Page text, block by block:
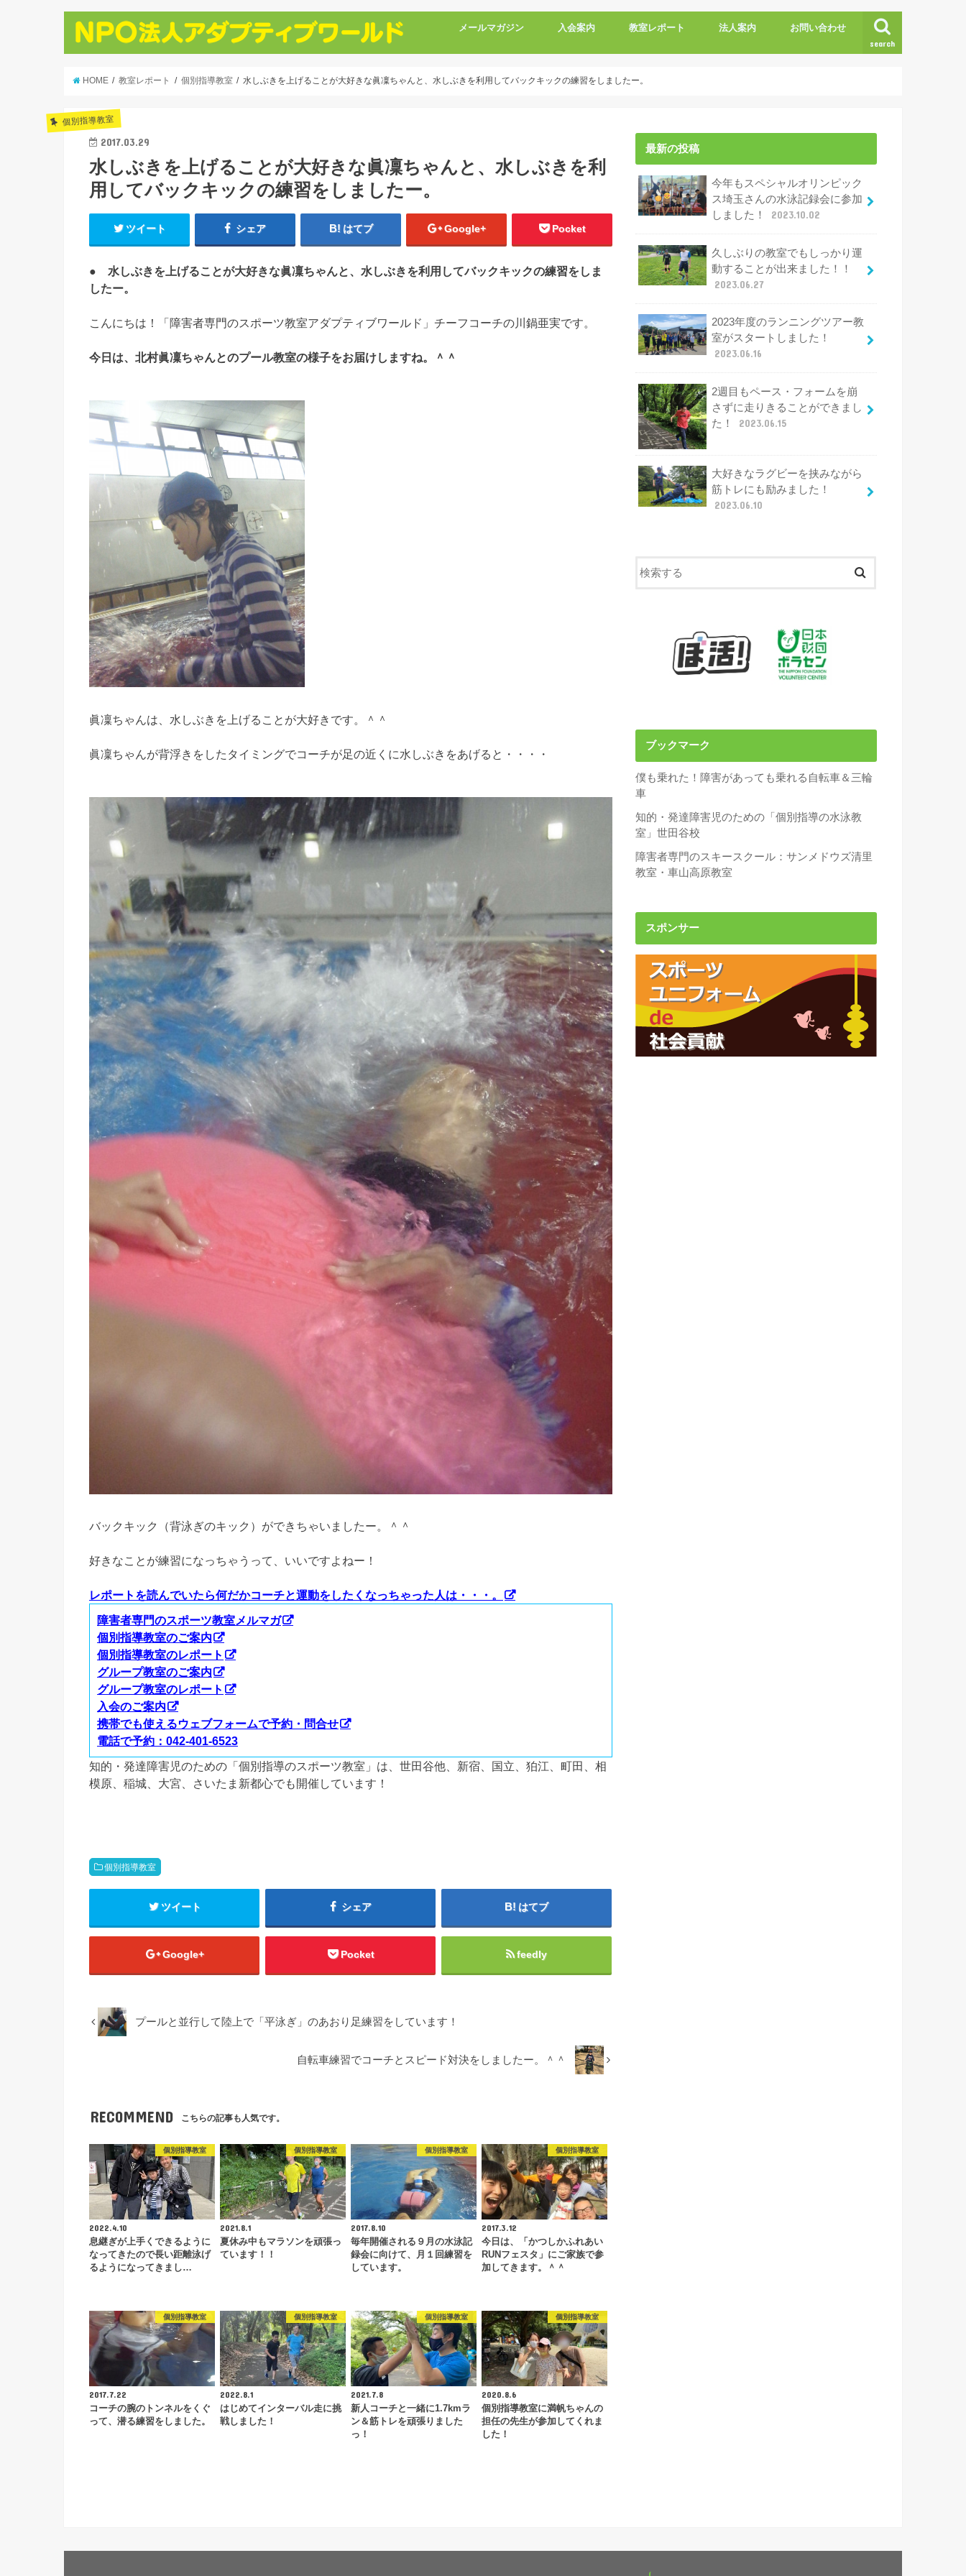
search
メールマガジン 入会案内 教室レポート 法人案内 お問い合わせ
HOME 教室レポート 個別指導教室 水しぶきを上げることが大好きな眞凜ちゃんと、水しぶきを利用してバックキックの練習をしましたー。
個別指導教室
2017.03.29
水しぶきを上げることが大好きな眞凜ちゃんと、水しぶきを利
用してバックキックの練習をしましたー。
ツイート シェア はてブ Google+ Pocket
● 水しぶきを上げることが大好きな眞凜ちゃんと、水しぶきを利用してバックキックの練習をしま
したー。
こんにちは！「障害者専門のスポーツ教室アダプティブワールド」チーフコーチの川鍋亜実です。
今日は、北村眞凜ちゃんとのプール教室の様子をお届けしますね。＾＾
眞凜ちゃんは、水しぶきを上げることが大好きです。＾＾
眞凜ちゃんが背浮きをしたタイミングでコーチが足の近くに水しぶきをあげると・・・・
バックキック（背泳ぎのキック）ができちゃいましたー。＾＾
好きなことが練習になっちゃうって、いいですよねー！
レポートを読んでいたら何だかコーチと運動をしたくなっちゃった人は・・・。
障害者専門のスポーツ教室メルマガ
個別指導教室のご案内
個別指導教室のレポート
グループ教室のご案内
グループ教室のレポート
入会のご案内
携帯でも使えるウェブフォームで予約・問合せ
電話で予約：042-401-6523
知的・発達障害児のための「個別指導のスポーツ教室」は、世田谷他、新宿、国立、狛江、町田、相
模原、稲城、大宮、さいたま新都心でも開催しています！
個別指導教室
ツイート シェア はてブ
Google+ Pocket feedly
プールと並行して陸上で「平泳ぎ」のあおり足練習をしています！
自転車練習でコーチとスピード対決をしましたー。＾＾
RECOMMEND こちらの記事も人気です。
個別指導教室
2022.4.10
息継ぎが上手くできるように
なってきたので長い距離泳げ
るようになってきまし…
個別指導教室
2021.8.1
夏休み中もマラソンを頑張っ
ています！！
個別指導教室
2017.8.10
毎年開催される９月の水泳記
録会に向けて、月１回練習を
しています。
個別指導教室
2017.3.12
今日は、「かつしかふれあい
RUNフェスタ」にご家族で参
加してきます。＾＾
個別指導教室
2017.7.22
コーチの腕のトンネルをくぐ
って、潜る練習をしました。
個別指導教室
2022.8.1
はじめてインターバル走に挑
戦しました！
個別指導教室
2021.7.8
新人コーチと一緒に1.7kmラ
ン＆筋トレを頑張りました
っ！
個別指導教室
2020.8.6
個別指導教室に満帆ちゃんの
担任の先生が参加してくれま
した！
最新の投稿
今年もスペシャルオリンピック
ス埼玉さんの水泳記録会に参加
しました！
2023.10.02
久しぶりの教室でもしっかり運
動することが出来ました！！
2023.06.27
2023年度のランニングツアー教
室がスタートしました！
2023.06.16
2週目もペース・フォームを崩
さずに走りきることができまし
た！
2023.06.15
大好きなラグビーを挟みながら
筋トレにも励みました！
2023.06.10
ブックマーク
僕も乗れた！障害があっても乗れる自転車＆三輪
車
知的・発達障害児のための「個別指導の水泳教
室」世田谷校
障害者専門のスキースクール：サンメドウズ清里
教室・車山高原教室
スポンサー